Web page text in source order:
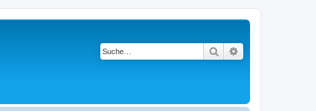
Suche